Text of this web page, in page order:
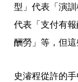
型」代表「演
代表「支付有
酬勞」等，但這
史濬程從許的